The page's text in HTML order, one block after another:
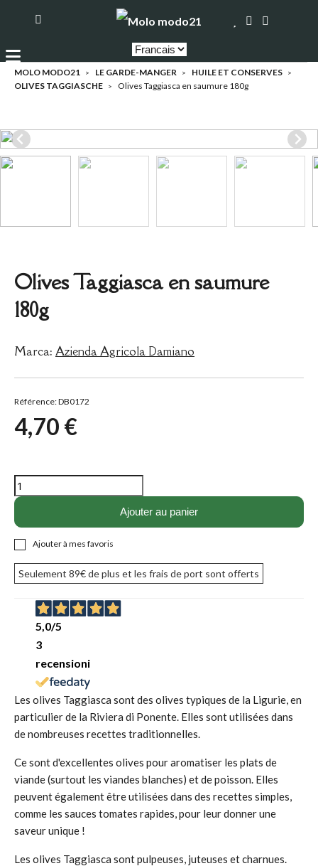
MOLO MODO21 LE GARDE-MANGER
HUILE ET CONSERVES
OLIVES TAGGIASCHE
Olives Taggiasca en saumure 180g
Olives Taggiasca en saumure
180g
Marca: Azienda Agricola Damiano
Référence: DB0172
4,70 €
Ajouter au panier
Ajouter à mes favoris
Seulement 89€de plus et les frais de port sont offerts
5,0/5
3
recensioni
Les olives Taggiasca sont des olives typiques de la Ligurie, en
particulier de la Riviera di Ponente. Elles sont utilisées dans
de nombreuses recettes traditionnelles.
Ce sont d'excellentes olives pour aromatiser les plats de
viande (surtout les viandes blanches) et de poisson. Elles
peuvent également être utilisées dans des recettes simples,
comme les sauces tomates rapides, pour leur donner une
saveur unique !
Les olives Taggiasca sont pulpeuses, juteuses et charnues.